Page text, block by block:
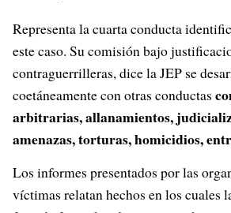
Representa la cuarta conducta
este caso. Su comisión bajo
contraguerrilleras, dice la JEP se
coetáneamente con otras conductas
arbitrarias, allanamientos,
amenazas, torturas, homicidios,
Los informes presentados por las
víctimas relatan hechos en los cuales